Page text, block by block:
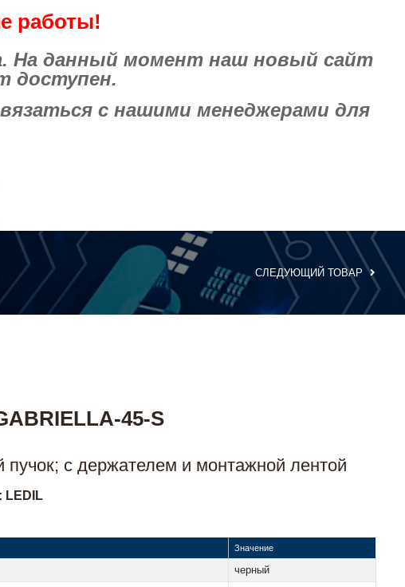
работы!
На данный момент наш новый сайт
доступен.
с нашими менеджерами для
СЛЕДУЮЩИЙ ТОВАР
45-S
пучок; с держателем и монтажной лентой
LEDIL
Значение
черный